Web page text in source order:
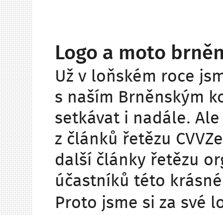
Logo a moto
Už v loňském roce
s naším Brněnským
setkávat i nadále.
z článků řetězu
další články řetězu
účastníků této
Proto jsme si za své